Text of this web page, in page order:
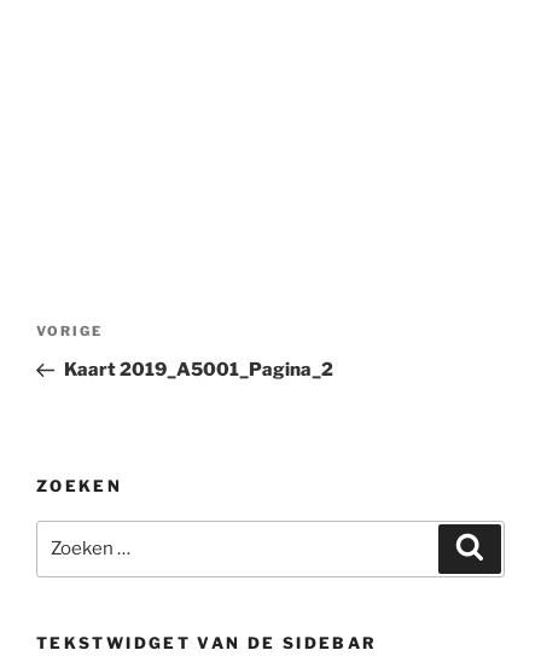
Bericht
Vorig
bericht
VORIGE
Kaart 2019_A5001_Pagina_2
ZOEKEN
naar:
TEKSTWIDGET VAN DE SIDEBAR